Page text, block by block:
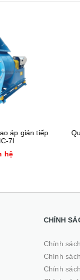
Quạt ly tâm cao
CHÍNH
Chính
Chính
Chính